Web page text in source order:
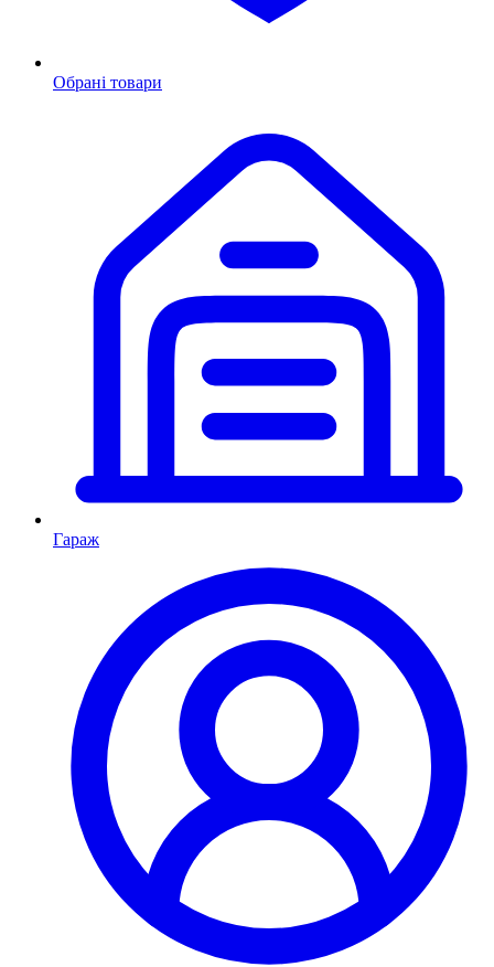
Обрані товари
Гараж